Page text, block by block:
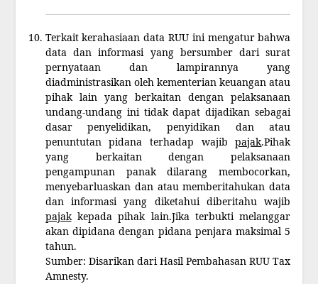
Terkait kerahasiaan data RUU ini mengatur bahwa
data dan informasi yang bersumber dari surat
pernyataan dan lampirannya yang
diadministrasikan oleh kementerian keuangan atau
pihak lain yang berkaitan dengan pelaksanaan
undang-undang ini tidak dapat dijadikan sebagai
dasar penyelidikan, penyidikan dan atau
penuntutan pidana terhadap wajibpajak.Pihak
yang berkaitan dengan pelaksanaan
pengampunan panak dilarang membocorkan,
menyebarluaskan dan atau memberitahukan data
dan informasi yang diketahui diberitahu wajib
pajakkepada pihak lain.Jika terbukti melanggar
akan dipidana dengan pidana penjara maksimal 5
tahun.
Sumber: Disarikan dari Hasil Pembahasan RUU Tax
Amnesty.